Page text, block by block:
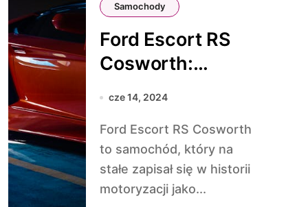
Samochody
Ford Escort RS
Cosworth:
Rajdowa Ikona
cze 14, 2024
Ford Escort RS Cosworth
to samochód, który na
stałe zapisał się w historii
motoryzacji jako...